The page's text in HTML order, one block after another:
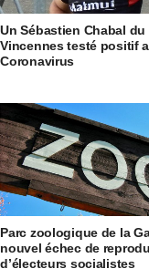
Un Sébastien Chabal du
Vincennes testé positif
Coronavirus
Parc zoologique de la
nouvel échec de
d’électeurs socialistes